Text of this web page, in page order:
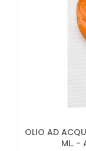
OLIO AD
ML. -